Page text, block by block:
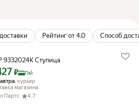
Рейтинг от 4.0 Способ
9332024K Ступица
с картой Яндекс Пэй 5427 ₽ вместо
₽ Пэй
, курьер
магазина
Партс
4.7